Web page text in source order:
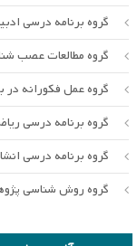
گروه برنامه درسی
گروه مطالعات عصب
گروه عمل فکورانه در
گروه برنامه درسی
گروه برنامه درسی
گروه روش شناسی